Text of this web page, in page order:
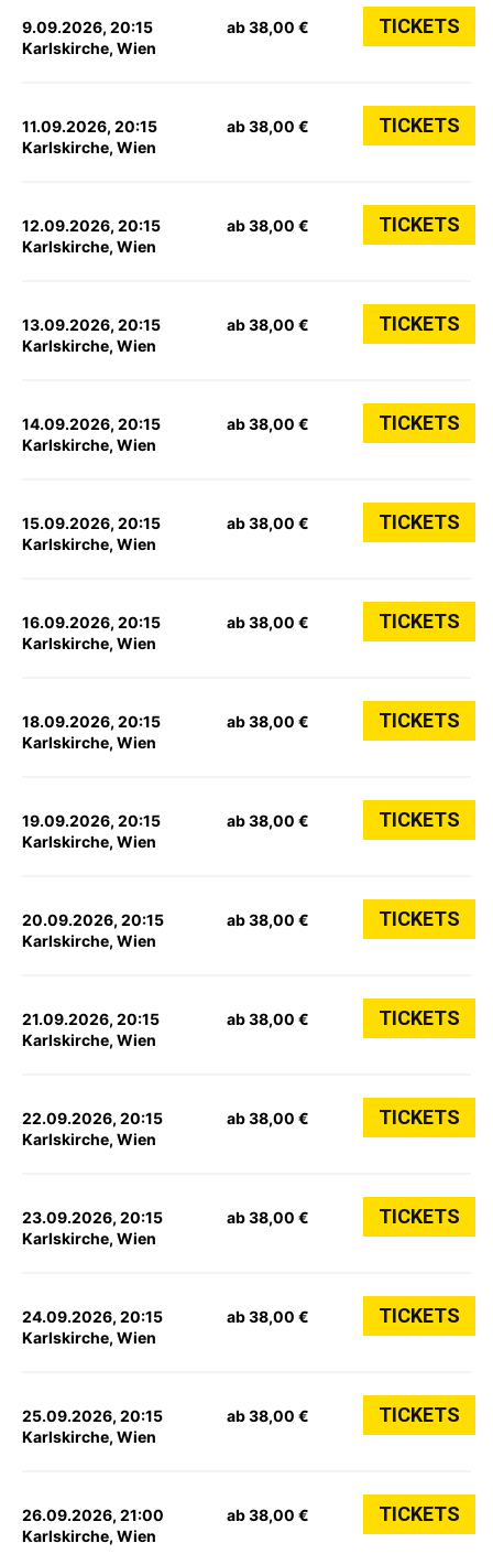
9.09.2026, 20:15
Karlskirche, Wien
ab 38,00 € TICKETS
11.09.2026, 20:15
Karlskirche, Wien
ab 38,00 € TICKETS
12.09.2026, 20:15
Karlskirche, Wien
ab 38,00 € TICKETS
13.09.2026, 20:15
Karlskirche, Wien
ab 38,00 € TICKETS
14.09.2026, 20:15
Karlskirche, Wien
ab 38,00 € TICKETS
15.09.2026, 20:15
Karlskirche, Wien
ab 38,00 € TICKETS
16.09.2026, 20:15
Karlskirche, Wien
ab 38,00 € TICKETS
18.09.2026, 20:15
Karlskirche, Wien
ab 38,00 € TICKETS
19.09.2026, 20:15
Karlskirche, Wien
ab 38,00 € TICKETS
20.09.2026, 20:15
Karlskirche, Wien
ab 38,00 € TICKETS
21.09.2026, 20:15
Karlskirche, Wien
ab 38,00 € TICKETS
22.09.2026, 20:15
Karlskirche, Wien
ab 38,00 € TICKETS
23.09.2026, 20:15
Karlskirche, Wien
ab 38,00 € TICKETS
24.09.2026, 20:15
Karlskirche, Wien
ab 38,00 € TICKETS
25.09.2026, 20:15
Karlskirche, Wien
ab 38,00 € TICKETS
26.09.2026, 21:00
Karlskirche, Wien
ab 38,00 € TICKETS